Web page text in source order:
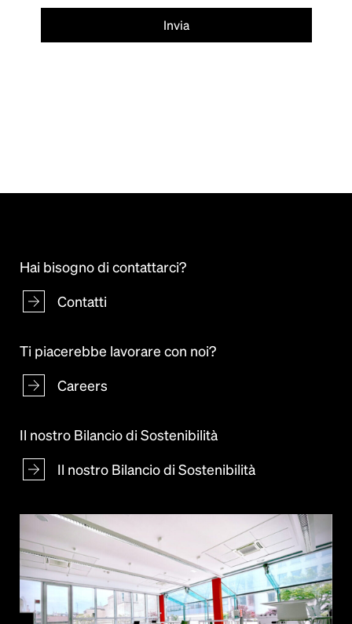
Hai bisogno di contattarci?
Contatti
Ti piacerebbe lavorare con noi?
Careers
Il nostro Bilancio di Sostenibilità
Il nostro Bilancio di Sostenibilità